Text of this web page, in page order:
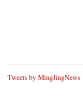
Tweets by MingJingNews